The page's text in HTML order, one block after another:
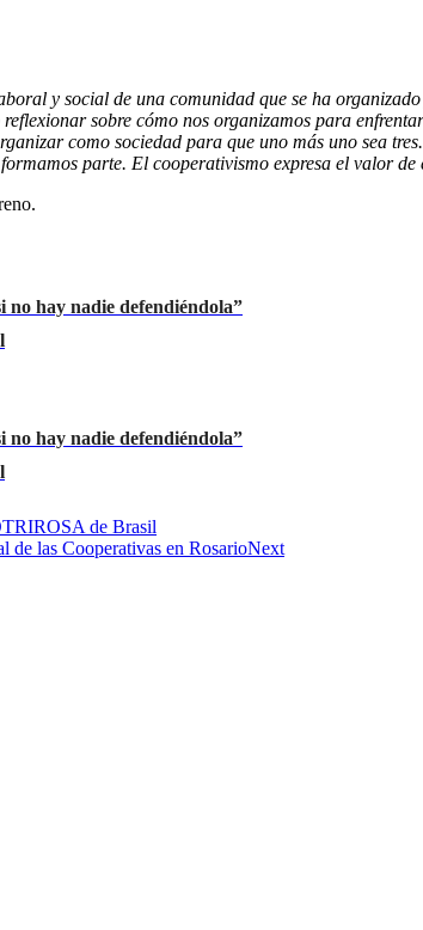
y social de una comunidad que se ha
sobre cómo nos organizamos para
como sociedad para que uno más uno sea
parte. El cooperativismo expresa el valor
hay nadie defendiéndola”
hay nadie defendiéndola”
de Brasil
de las Cooperativas en RosarioNext